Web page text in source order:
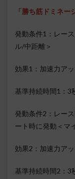
「勝ち筋ドミネー
発動条件1：レー
ル/中距離＞
効果1：加速力ア
基準持続時間1：3
発動条件2：レー
ート時に発動＜マ
効果2：加速力ア
基準持続時間2：3